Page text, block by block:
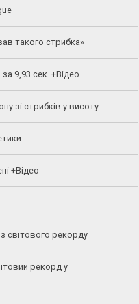
такого стрибка»
9,93 сек. +Відео
зі стрибків у висоту
+Відео
світового рекорду
рекорд у